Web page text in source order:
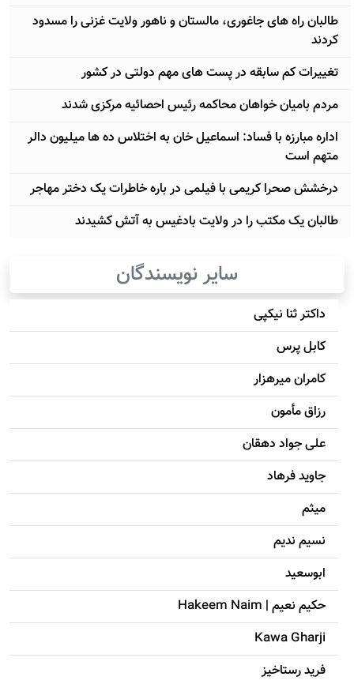
طالبان راه های جاغوری، مالستان و ناهور ولایت غزنی را مسدود
کردند
تغییرات کم سابقه در پست های مهم دولتی در کشور
مردم بامیان خواهان محاکمه رئیس احصائیه مرکزی شدند
اداره مبارزه با فساد: اسماعیل خان به اختلاس ده ها میلیون دالر
متهم است
درخشش صحرا کریمی با فیلمی در باره خاطرات یک دختر مهاجر
طالبان یک مکتب را در ولایت بادغیس به آتش کشیدند
سایر نویسندگان
داکتر ثنا نیکپی
کابل پرس
کامران میرهزار
رزاق مأمون
علی جواد دهقان
جاويد فرهاد
میثم
نسیم ندیم
ابوسعيد
حکيم نعيم | Hakeem Naim
Kawa Gharji
فرید رستاخیز